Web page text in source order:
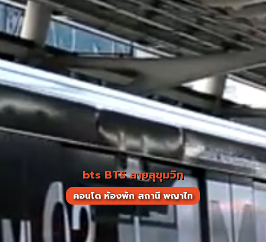
bts BTS สายสุขุมวิท
คอนโด ห้องพัก สถานี พญาไท